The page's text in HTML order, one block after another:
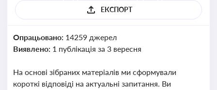
ЕКСПОРТ
Опрацьовано: 14259 джерел
Виявлено: 1 публікація за 3 вересня
На основі зібраних матеріалів ми сформували
короткі відповіді на актуальні запитання. Ви